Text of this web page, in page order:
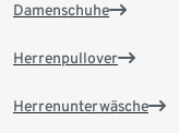
Damenschuhe
Herrenpullover
Herrenunterwäsche